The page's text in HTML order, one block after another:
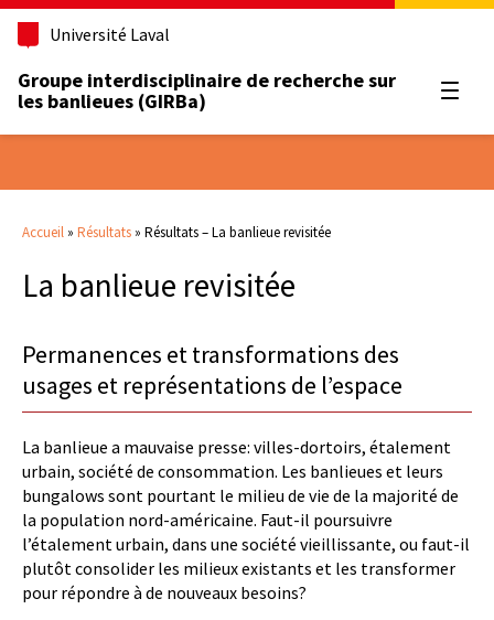
Université Laval
Groupe interdisciplinaire de recherche sur
les banlieues (GIRBa)
Accueil » Résultats » Résultats – La banlieue revisitée
La banlieue revisitée
Permanences et transformations des
usages et représentations de l’espace
La banlieue a mauvaise presse: villes-dortoirs, étalement
urbain, société de consommation. Les banlieues et leurs
bungalows sont pourtant le milieu de vie de la majorité de
la population nord-américaine. Faut-il poursuivre
l’étalement urbain, dans une société vieillissante, ou faut-il
plutôt consolider les milieux existants et les transformer
pour répondre à de nouveaux besoins?